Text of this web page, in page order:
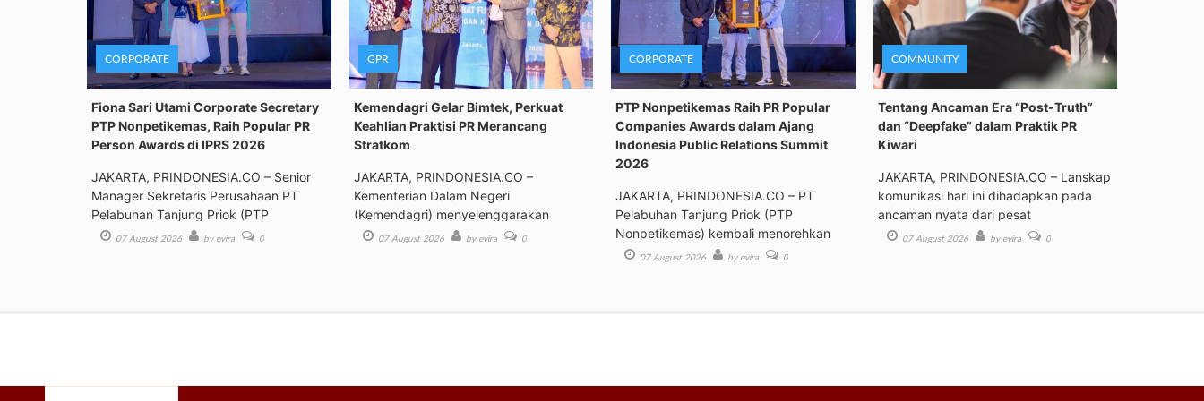
CORPORATE
Fiona Sari Utami Corporate Secretary
PTP Nonpetikemas, Raih Popular PR
Person Awards di IPRS 2026
JAKARTA, PRINDONESIA.CO – Senior
Manager Sekretaris Perusahaan PT
Pelabuhan Tanjung Priok (PTP
07 August 2026 by evira 0
GPR
Kemendagri Gelar Bimtek, Perkuat
Keahlian Praktisi PR Merancang
Stratkom
JAKARTA, PRINDONESIA.CO –
Kementerian Dalam Negeri
(Kemendagri) menyelenggarakan
Bimbingan Tek
07 August 2026 by evira 0
CORPORATE
PTP Nonpetikemas Raih PR Popular
Companies Awards dalam Ajang
Indonesia Public Relations Summit
2026
JAKARTA, PRINDONESIA.CO – PT
Pelabuhan Tanjung Priok (PTP
Nonpetikemas) kembali menorehkan
pre 07 August 2026 by evira 0
COMMUNITY
Tentang Ancaman Era “Post-Truth”
dan “Deepfake” dalam Praktik PR
Kiwari
JAKARTA, PRINDONESIA.CO – Lanskap
komunikasi hari ini dihadapkan pada
ancaman nyata dari pesat
07 August 2026 by evira 0